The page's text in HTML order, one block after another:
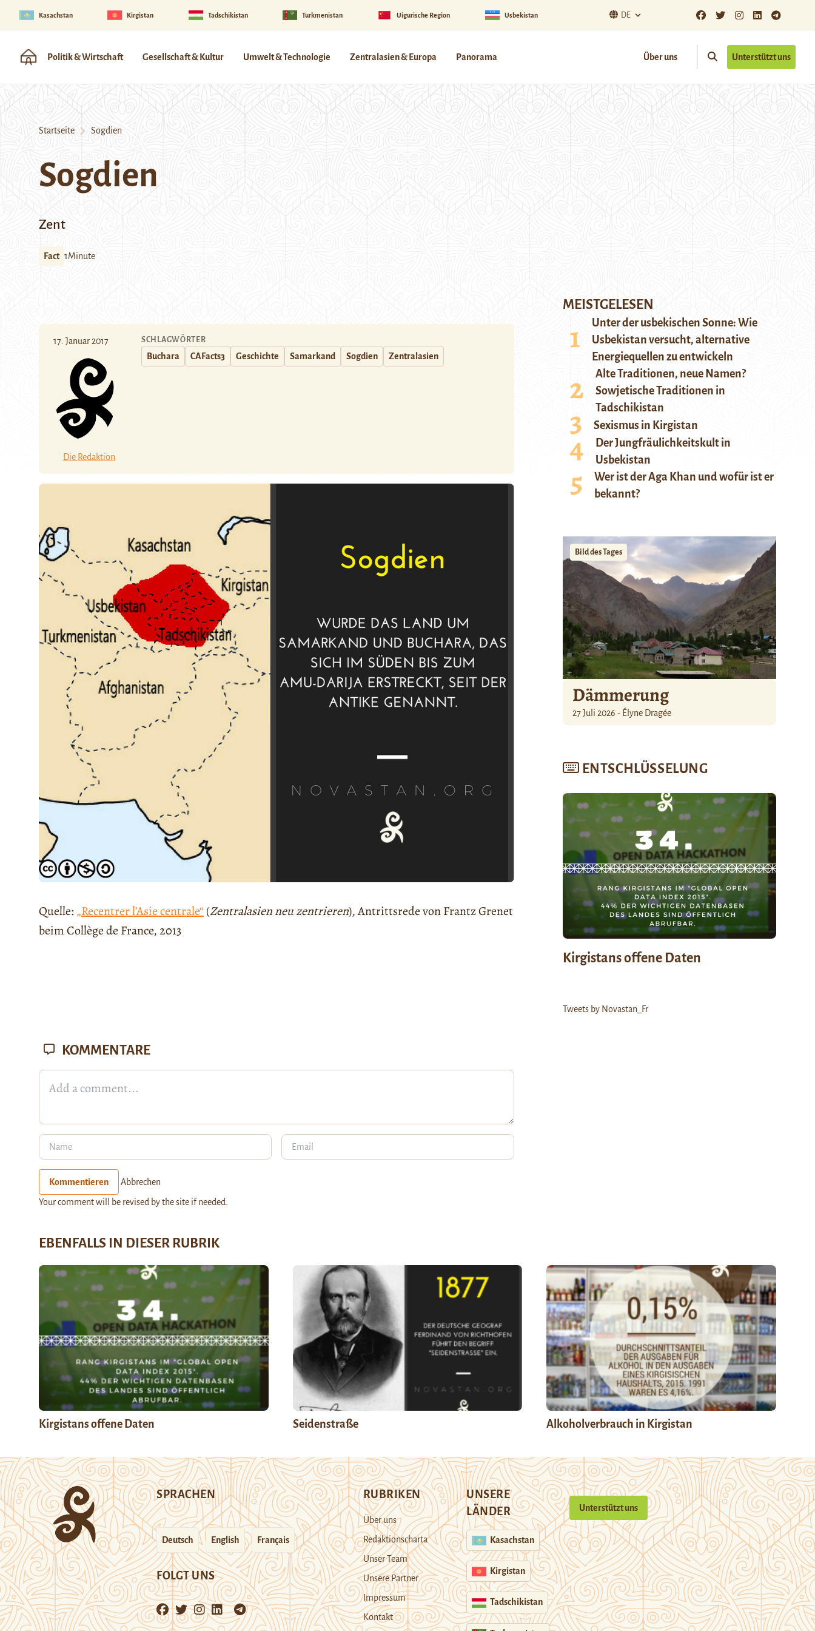
Kasachstan Kirgistan Tadschikistan Turkmenistan Uigurische Region Usbekistan DE
Politik & Wirtschaft Gesellschaft & Kultur Umwelt & Technologie Zentralasien & Europa Panorama Über uns Unterstützt uns
Startseite Sogdien
Sogdien
Zent
Fact 1Minute
17. Januar 2017
Die Redaktion
SCHLAGWÖRTER
Buchara CAFacts3 Geschichte Samarkand Sogdien Zentralasien
Quelle: „Recentrer l’Asie centrale“ (Zentralasien neu zentrieren), Antrittsrede von Frantz Grenet
beim Collège de France, 2013
MEISTGELESEN
Unter der usbekischen Sonne: Wie
Usbekistan versucht, alternative
Energiequellen zu entwickeln
Alte Traditionen, neue Namen?
Sowjetische Traditionen in
Tadschikistan
Sexismus in Kirgistan
Der Jungfräulichkeitskult in
Usbekistan
Wer ist der Aga Khan und wofür ist er
bekannt?
Bild des Tages
Dämmerung
27 Juli 2026 - Élyne Dragée
ENTSCHLÜSSELUNG
Kirgistans offene Daten
Tweets by Novastan_Fr
KOMMENTARE
Kommentieren Abbrechen
Your comment will be revised by the site if needed.
EBENFALLS IN DIESER RUBRIK
Kirgistans offene Daten Seidenstraße Alkoholverbrauch in Kirgistan
SPRACHEN
Deutsch English Français
FOLGT UNS
RUBRIKEN
Über uns
Redaktionscharta
Unser Team
Unsere Partner
Impressum
Kontakt
UNSERE
LÄNDER
Kasachstan
Kirgistan
Tadschikistan
Unterstützt uns